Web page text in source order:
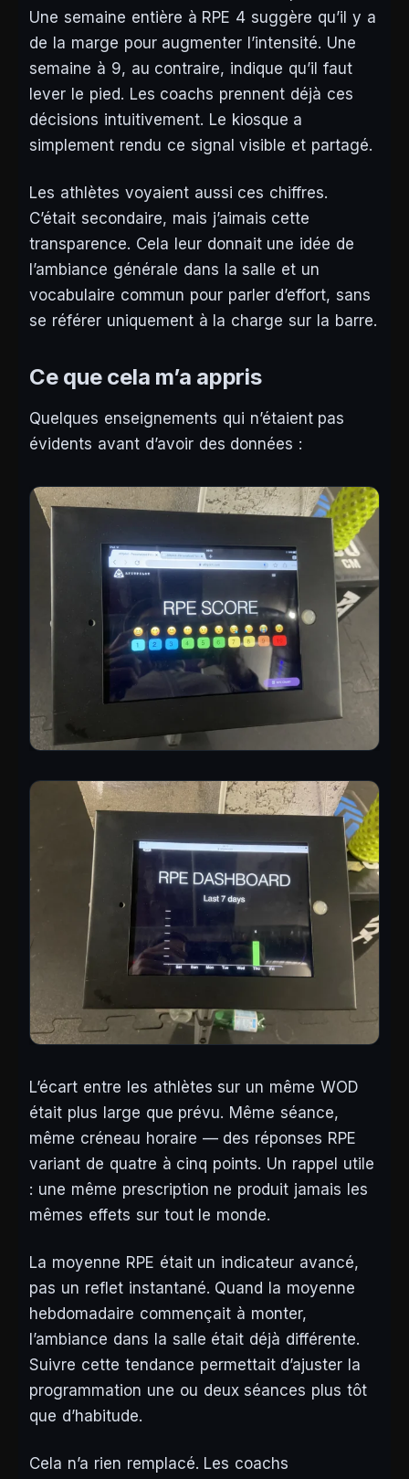
Une semaine entière à RPE 4 suggère qu’il y a
de la marge pour augmenter l’intensité. Une
semaine à 9, au contraire, indique qu’il faut
lever le pied. Les coachs prennent déjà ces
décisions intuitivement. Le kiosque a
simplement rendu ce signal visible et partagé.
Les athlètes voyaient aussi ces chiffres.
C’était secondaire, mais j’aimais cette
transparence. Cela leur donnait une idée de
l’ambiance générale dans la salle et un
vocabulaire commun pour parler d’effort, sans
se référer uniquement à la charge sur la barre.
Ce que cela m’a appris
Quelques enseignements qui n’étaient pas
évidents avant d’avoir des données :
L’écart entre les athlètes sur un même WOD
était plus large que prévu. Même séance,
même créneau horaire — des réponses RPE
variant de quatre à cinq points. Un rappel utile
: une même prescription ne produit jamais les
mêmes effets sur tout le monde.
La moyenne RPE était un indicateur avancé,
pas un reflet instantané. Quand la moyenne
hebdomadaire commençait à monter,
l’ambiance dans la salle était déjà différente.
Suivre cette tendance permettait d’ajuster la
programmation une ou deux séances plus tôt
que d’habitude.
Cela n’a rien remplacé. Les coachs